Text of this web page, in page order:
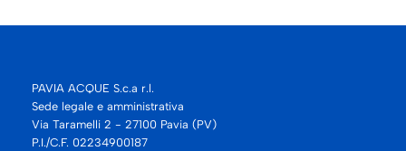
PAVIA ACQUE S.c.a r.l.
Sede legale e amministrativa
Via Taramelli 2 - 27100 Pavia (PV)
P.I./C.F. 02234900187